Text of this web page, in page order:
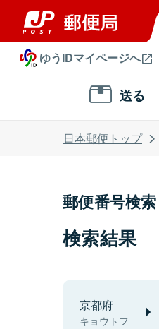
ゆうIDマイページへ
送る
日本郵便トップ
郵便番号検索
検索結果
京都府
キョウトフ